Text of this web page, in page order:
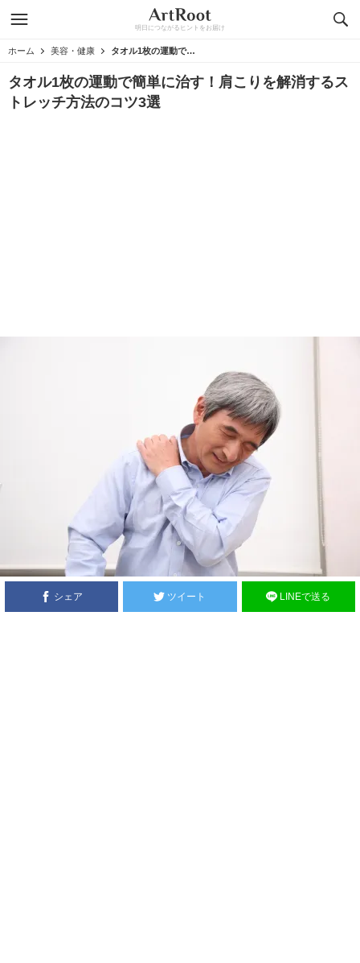
明日につながるヒントをお届け
ホーム 美容・健康 タオル1枚の運動で簡単に治す！肩こりを解消するストレッチ方法のコツ3選
タオル1枚の運動で簡単に治す！肩こりを解消するス
トレッチ方法のコツ3選
シェア ツイート LINEで送る